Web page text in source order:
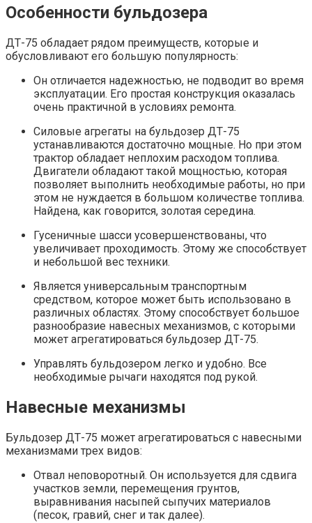
Особенности бульдозера
ДТ-75 обладает рядом преимуществ, которые и
обусловливают его большую популярность:
Он отличается надежностью, не подводит во время
эксплуатации. Его простая конструкция оказалась
очень практичной в условиях ремонта.
Силовые агрегаты на бульдозер ДТ-75
устанавливаются достаточно мощные. Но при этом
трактор обладает неплохим расходом топлива.
Двигатели обладают такой мощностью, которая
позволяет выполнить необходимые работы, но при
этом не нуждается в большом количестве топлива.
Найдена, как говорится, золотая середина.
Гусеничные шасси усовершенствованы, что
увеличивает проходимость. Этому же способствует
и небольшой вес техники.
Является универсальным транспортным
средством, которое может быть использовано в
различных областях. Этому способствует большое
разнообразие навесных механизмов, с которыми
может агрегатироваться бульдозер ДТ-75.
Управлять бульдозером легко и удобно. Все
необходимые рычаги находятся под рукой.
Навесные механизмы
Бульдозер ДТ-75 может агрегатироваться с навесными
механизмами трех видов:
Отвал неповоротный. Он используется для сдвига
участков земли, перемещения грунтов,
выравнивания насыпей сыпучих материалов
(песок, гравий, снег и так далее).